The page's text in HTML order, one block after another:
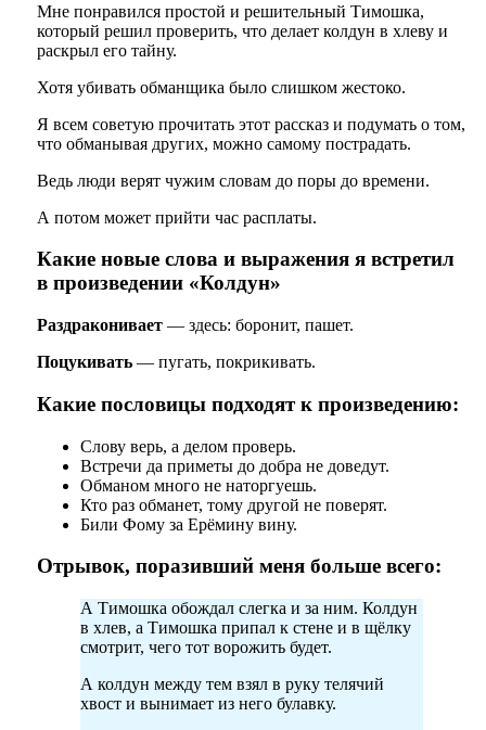
Мне понравился простой и решительный Тимошка,
который решил проверить, что делает колдун в хлеву и
раскрыл его тайну.
Хотя убивать обманщика было слишком жестоко.
Я всем советую прочитать этот рассказ и подумать о том,
что обманывая других, можно самому пострадать.
Ведь люди верят чужим словам до поры до времени.
А потом может прийти час расплаты.
Какие новые слова и выражения я встретил
в произведении «Колдун»
Раздраконивает— здесь: боронит, пашет.
Поцукивать— пугать, покрикивать.
Какие пословицы подходят к произведению:
Слову верь, а делом проверь.
Встречи да приметы до добра не доведут.
Обманом много не наторгуешь.
Кто раз обманет, тому другой не поверят.
Били Фому за Ерёмину вину.
Отрывок, поразивший меня больше всего:
А Тимошка обождал слегка и за ним. Колдун
в хлев, а Тимошка припал к стене и в щёлку
смотрит, чего тот ворожить будет.
А колдун между тем взял в руку телячий
хвост и вынимает из него булавку.